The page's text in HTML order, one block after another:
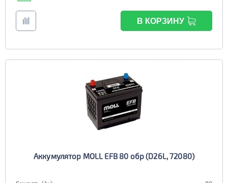
В КОРЗИНУ
Аккумулятор MOLL EFB 80 обр (D26L, 72080)